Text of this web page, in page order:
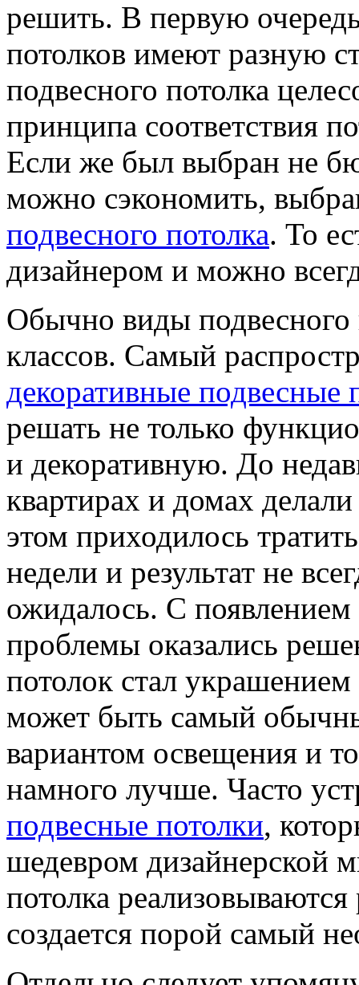
решить. В первую
потолков имеют разную
подвесного потолка
принципа соответствия
Если же был выбран не
можно сэкономить,
подвесного потолка. То
дизайнером и можно
Обычно виды подвесного
классов. Самый
декоративные подвесные
решать не только
и декоративную. До
квартирах и домах
этом приходилось
недели и результат не
ожидалось. С
проблемы оказались
потолок стал
может быть самый
вариантом освещения и
намного лучше. Часто
подвесные потолки,
шедевром дизайнерской
потолка
создается порой самый